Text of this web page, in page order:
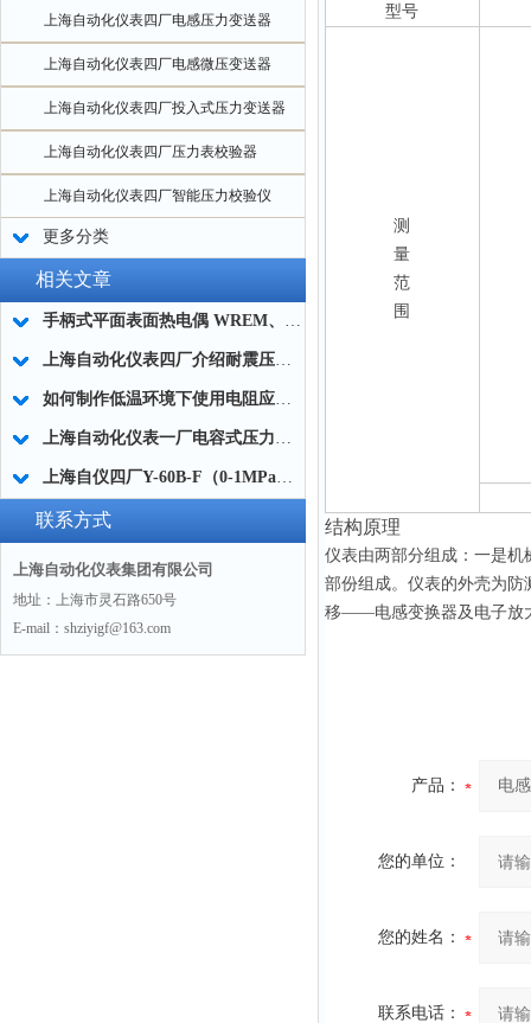
上海自动化仪表四厂电感压力变送器
上海自动化仪表四厂电感微压变送器
上海自动化仪表四厂投入式压力变送器
上海自动化仪表四厂压力表校验器
上海自动化仪表四厂智能压力校验仪
更多分类
相关文章
手柄式平面表面热电偶 WREM、WRNM系列简介
上海自动化仪表四厂介绍耐震压力表的原理
如何制作低温环境下使用电阻应变式传感器 - 铸造技术
上海自动化仪表一厂电容式压力变送器工作原理及结构分析
上海自仪四厂Y-60B-F（0-1MPa）不锈钢压力表的量程范围
联系方式
上海自动化仪表集团有限公司
地址：上海市灵石路650号
E-mail：shziyigf@163.com
型号
测
量
范
围
结构原理
仪表由两部分组成：一是
部份组成。仪表的外壳为
移——电感变换器及电子放
产品：
您的单位：
您的姓名：
联系电话：